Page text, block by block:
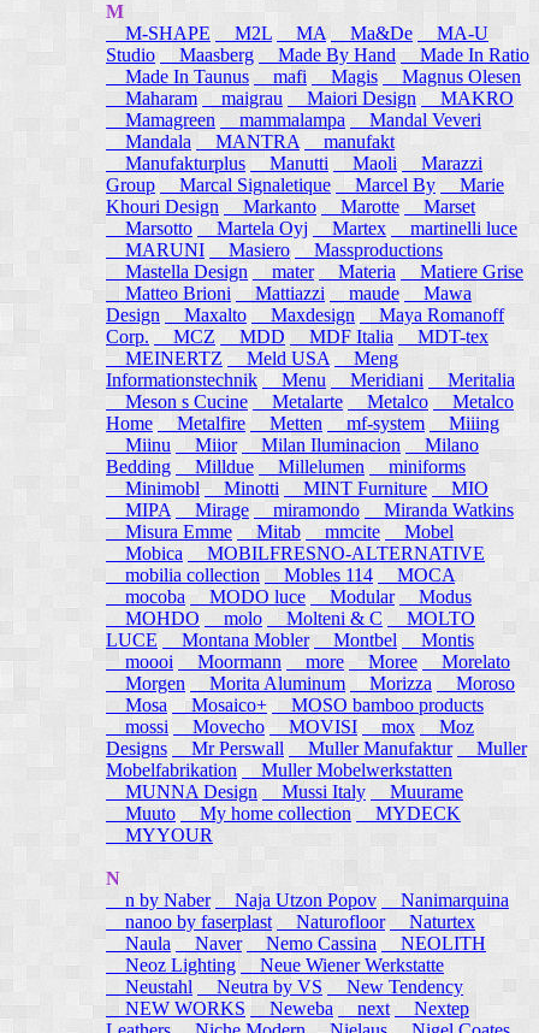
M
M-SHAPE
M2L MA Ma&De
MA-U
Studio
Maasberg Made By Hand
Made In Ratio
Made In Taunus
mafi Magis
Magnus Olesen
Maharam
maigrau Maiori Design
MAKRO
Mamagreen
mammalampa
Mandal Veveri
Mandala
MANTRA
manufakt
Manufakturplus
Manutti Maoli
Marazzi
Group
Marcal Signaletique Marcel By
Marie
Khouri Design
Markanto Marotte
Marset
Marsotto
Martela Oyj Martex
martinelli luce
MARUNI
Masiero
Massproductions
Mastella Design
mater Materia
Matiere Grise
Matteo Brioni
Mattiazzi maude
Mawa
Design
Maxalto Maxdesign
Maya Romanoff
Corp.
MCZ MDD MDF Italia
MDT-tex
MEINERTZ
Meld USA
Meng
Informationstechnik
Menu Meridiani
Meritalia
Meson s Cucine
Metalarte Metalco
Metalco
Home Metalfire Metten mf-system
Miiing
Miinu
Miior Milan Iluminacion
Milano
Bedding
Milldue Millelumen
miniforms
Minimobl Minotti MINT Furniture
MIO
MIPA
Mirage miramondo
Miranda Watkins
Misura Emme
Mitab mmcite
Mobel
Mobica
MOBILFRESNO-ALTERNATIVE
mobilia collection
Mobles 114
MOCA
mocoba
MODO luce Modular
Modus
MOHDO
molo Molteni & C
MOLTO
LUCE
Montana Mobler Montbel
Montis
moooi
Moormann more Moree
Morelato
Morgen
Morita Aluminum Morizza
Moroso
Mosa
Mosaico+
MOSO bamboo products
mossi
Movecho MOVISI mox
Moz
Designs
Mr Perswall Muller Manufaktur
Muller
Mobelfabrikation
Muller Mobelwerkstatten
MUNNA Design
Mussi Italy
Muurame
Muuto My home collection
MYDECK
MYYOUR
N
n by Naber
Naja Utzon Popov
Nanimarquina
nanoo by faserplast
Naturofloor
Naturtex
Naula
Naver Nemo Cassina
NEOLITH
Neoz Lighting
Neue Wiener Werkstatte
Neustahl
Neutra by VS
New Tendency
NEW WORKS
Neweba next
Nextep